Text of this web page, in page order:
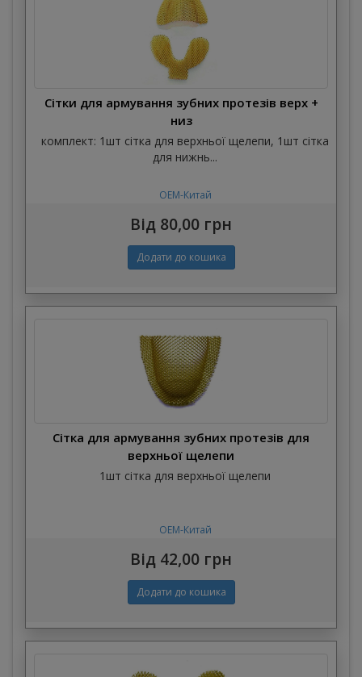
Сітки для армування зубних протезів верх +
низ
комплект: 1шт сітка для верхньої щелепи, 1шт сітка
для нижнь...
OEM-Китай
Від 80,00 грн
Сітка для армування зубних протезів для
верхньої щелепи
1шт сітка для верхньої щелепи
OEM-Китай
Від 42,00 грн